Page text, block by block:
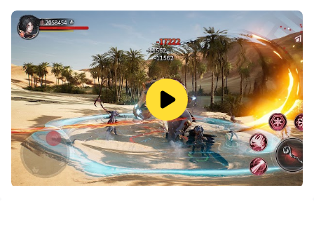
สำหรับเกมที่ต้องการให้คุณเพิ่มเลเวลและทำงานให้สำเร็จ!
เรียกใช้ตัวซิงโครไนซ์และบันทึกการกระทำของคุณ จากนั้น
ทำซ้ำการกระทำของอินสแตนซ์หลักแบบเรียลไทม์ ด้วยการ
ทำเช่นนี้ คุณสามารถเรียกใช้ 2 บัญชีขึ้นไปพร้อมกันได้ คุณ
สามารถรับฮีโร่ที่คุณต้องการก่อนใครได้ตลอดเวลา! ต้อง
ขอบคุณการวางไข่ที่เร็วขึ้นและการอัญเชิญที่ใช้เวลาน้อยลง!
เริ่มดาวน์โหลดและเล่น Immortal Awakening บน
คอมพิวเตอร์ของคุณทันที!
ติดตามเราเพื่อรับข้อมูลและรางวัลเพิ่มเติม: